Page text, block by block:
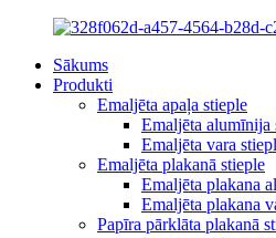
Sākums
Produkti
Emaljēta apaļa stieple
Emaljēta alumīnija
Emaljēta vara
Emaljēta plakanā stieple
Emaljēta plakana
Emaljēta plakana
Papīra pārklāta plakanā